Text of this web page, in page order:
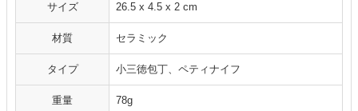
サイズ 26.5 x 4.5 x 2 cm
材質 セラミック
タイプ 小三徳包丁、ペティナイフ
重量 78g